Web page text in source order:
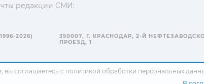
редакции СМИ:
2026)
350007, Г. КРАСНОДАР, 2-Й
ПРОЕЗД, 1
вы соглашаетесь с политикой обработки персональных